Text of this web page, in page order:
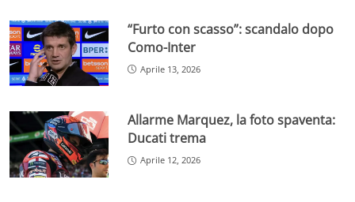
“Furto con scasso”: scandalo dopo
Como-Inter
Aprile 13, 2026
Allarme Marquez, la foto spaventa:
Ducati trema
Aprile 12, 2026